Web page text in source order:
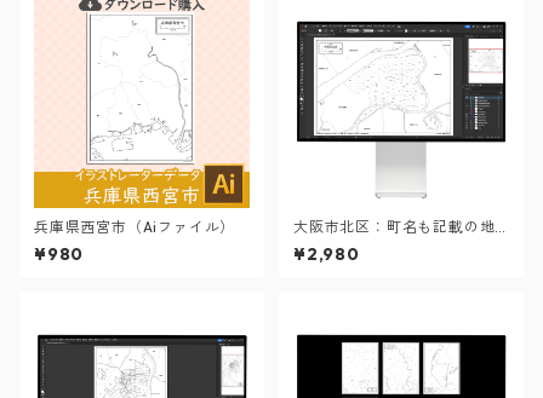
兵庫県西宮市（Aiファイル）
¥980
大阪市北区：町名も記載の地
図データ（PDF・Aiファイ
ル）
¥2,980